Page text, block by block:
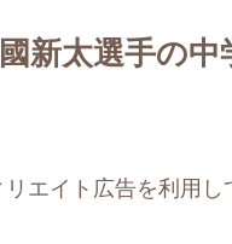
國新太選手の
エイト広告を利用し